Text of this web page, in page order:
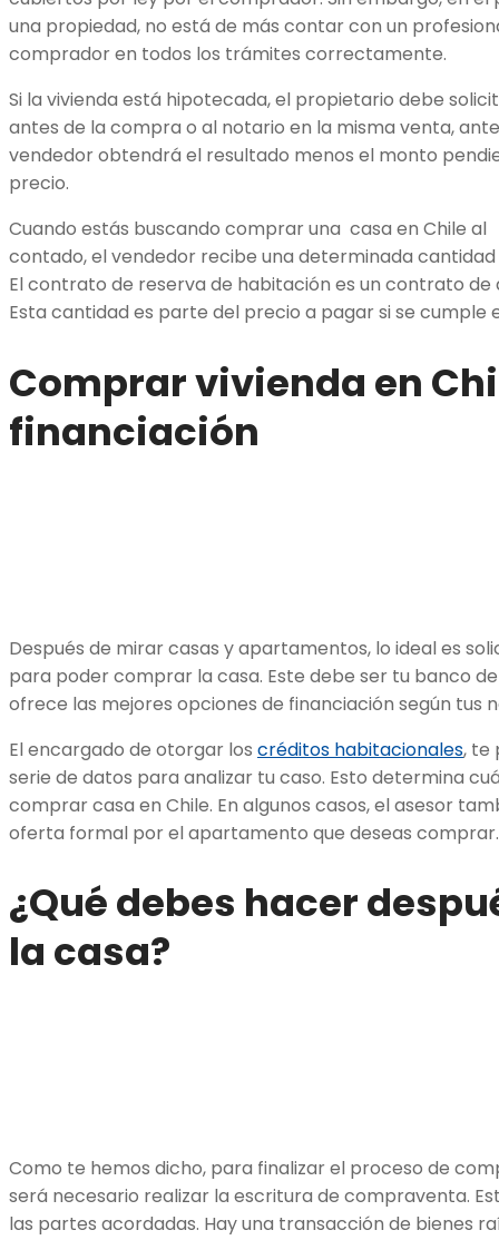
una propiedad, no está de más contar con un
comprador en todos los trámites correctamente.
Si la vivienda está hipotecada, el propietario debe
antes de la compra o al notario en la misma venta,
vendedor obtendrá el resultado menos el monto
precio.
Cuando estás buscando comprar una casa en Chile al
contado, el vendedor recibe una determinada
El contrato de reserva de habitación es un contrato de
Esta cantidad es parte del precio a pagar si se cumple
Comprar vivienda en
financiación
Después de mirar casas y apartamentos, lo ideal es
para poder comprar la casa. Este debe ser tu banco
ofrece las mejores opciones de financiación según tus
El encargado de otorgar los créditos habitacionales, te
serie de datos para analizar tu caso. Esto determina
comprar casa en Chile. En algunos casos, el asesor
oferta formal por el apartamento que deseas comprar.
¿Qué debes hacer
la casa?
Como te hemos dicho, para finalizar el proceso de
será necesario realizar la escritura de compraventa.
las partes acordadas. Hay una transacción de bienes